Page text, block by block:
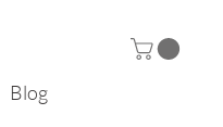
Blog